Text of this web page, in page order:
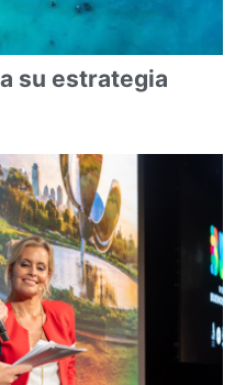
su estrategia